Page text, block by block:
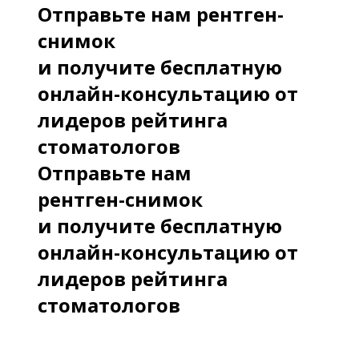
Отправьте нам рентген-
снимок
и получите бесплатную
онлайн-консультацию от
лидеров рейтинга
стоматологов
Отправьте нам
рентген-снимок
и получите бесплатную
онлайн-консультацию от
лидеров рейтинга
стоматологов